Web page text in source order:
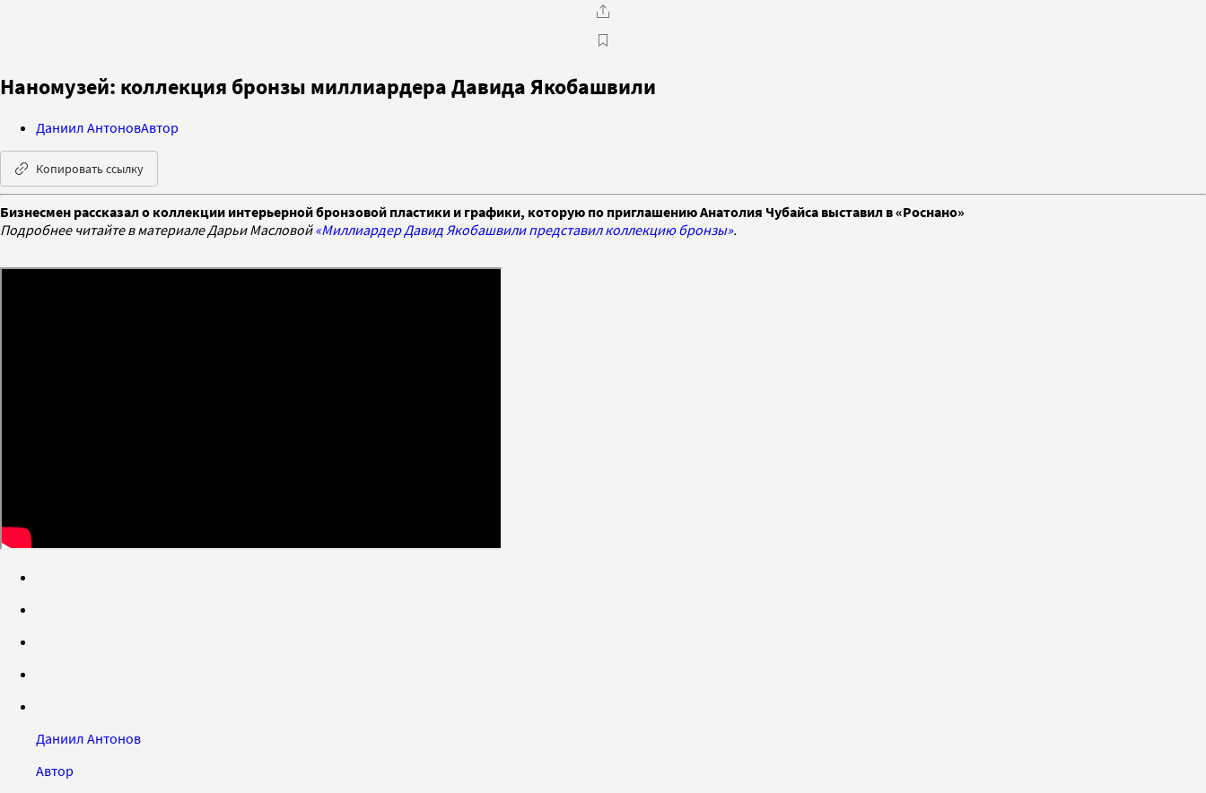
Наномузей: коллекция бронзы миллиардера Давида Якобашвили
Даниил АнтоновАвтор
Копировать ссылку
Бизнесмен рассказал о коллекции интерьерной бронзовой пластики и графики, которую по приглашению Анатолия Чубайса выставил в «Роснано»
Подробнее читайте в материале Дарьи Масловой«Миллиардер Давид Якобашвили представил коллекцию бронзы».
Даниил Антонов
Автор